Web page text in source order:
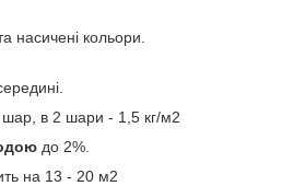
насичені кольори.
в 2 шари - 1,5 кг/м2
до 2%.
на 13 - 20 м2